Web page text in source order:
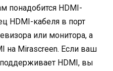
понадобится HDMI-
HDMI-кабеля в порт
или монитора, а
на Mirascreen. Если ваш
HDMI, вы